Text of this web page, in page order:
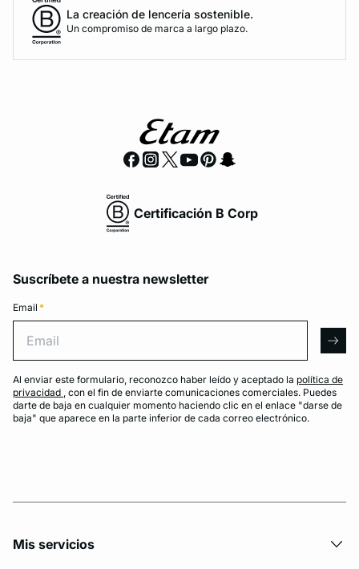
La creación de lencería sostenible.
Un compromiso de marca a largo plazo.
Certificación B Corp
Suscríbete a nuestra newsletter
Email *
Al enviar este formulario, reconozco haber leído y aceptado la política de
privacidad , con el fin de enviarte comunicaciones comerciales. Puedes
darte de baja en cualquier momento haciendo clic en el enlace "darse de
baja" que aparece en la parte inferior de cada correo electrónico.
Mis servicios